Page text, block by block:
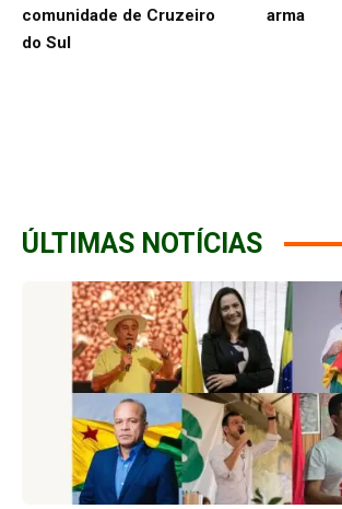
comunidade de Cruzeiro
do Sul
arma
ÚLTIMAS NOTÍCIAS